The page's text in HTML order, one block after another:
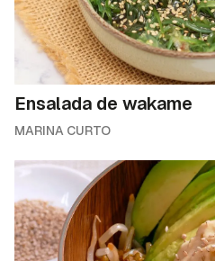
Ensalada de wakame
MARINA CURTO